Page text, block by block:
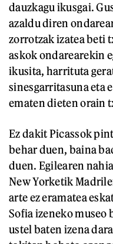
dauzkagu ikusgai.
azaldu diren
zorrotzak izatea beti
askok ondarearekin
ikusita, harrituta
sinesgarritasuna eta
ematen dieten orain
Ez dakit Picassok
behar duen, baina
duen. Egilearen
New Yorketik
arte ez eramatea
Sofia izeneko museo
ustel baten izena